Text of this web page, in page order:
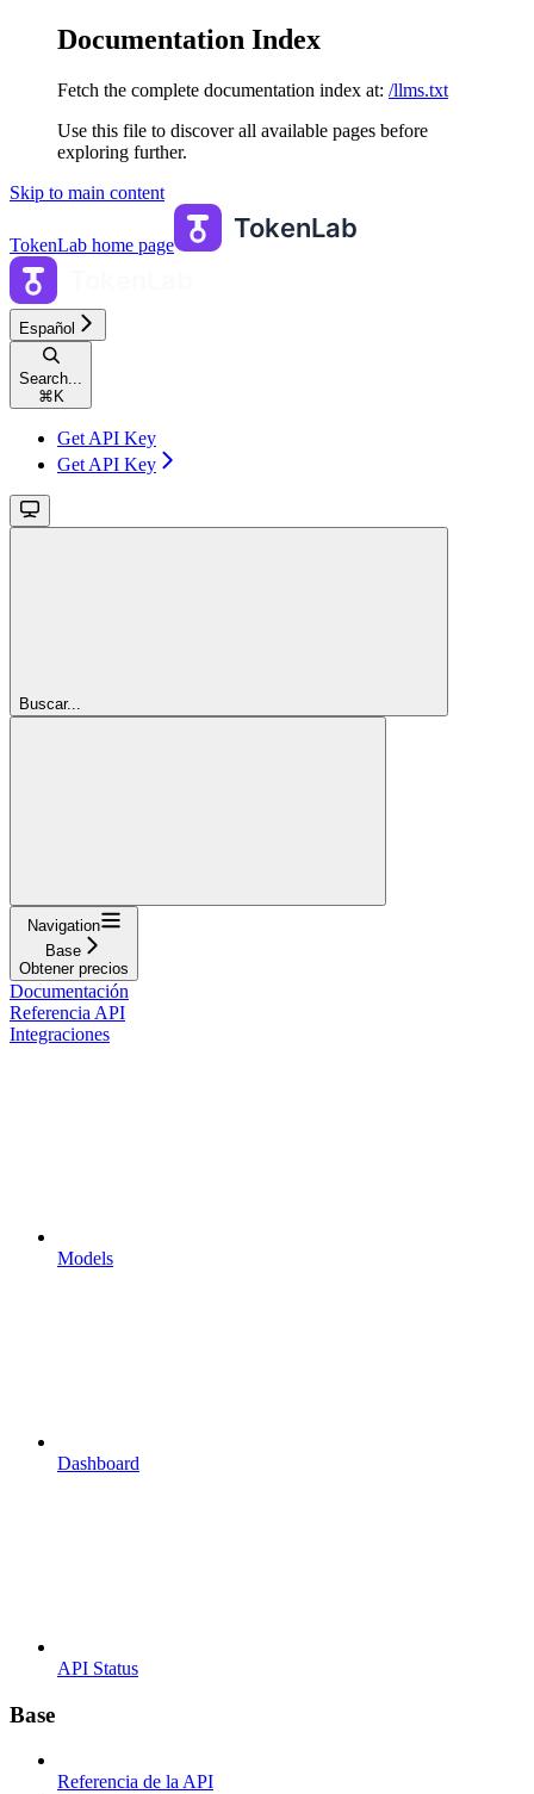
Documentation Index
Fetch the complete documentation index at: /llms.txt
Use this file to discover all available pages before
exploring further.
Skip to main content
TokenLab home page
Español
Search...
⌘ K
Get API Key
Get API Key
Buscar...
Navigation
Base
Obtener precios
Documentación
Referencia API
Integraciones
Models
Dashboard
API Status
Base
Referencia de la API